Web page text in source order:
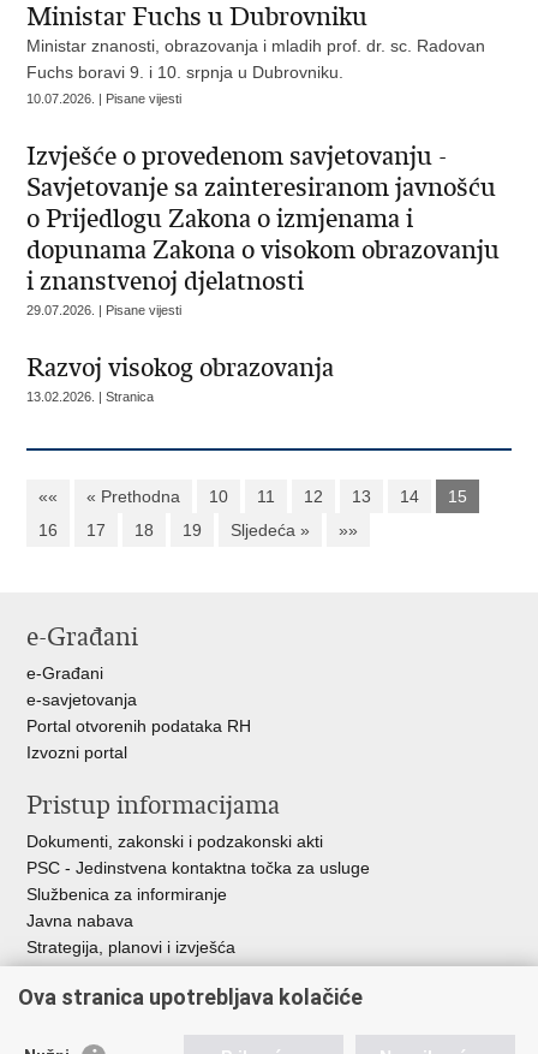
Ministar Fuchs u Dubrovniku
Ministar znanosti, obrazovanja i mladih prof. dr. sc. Radovan
Fuchs boravi 9. i 10. srpnja u Dubrovniku.
10.07.2026. | Pisane vijesti
Izvješće o provedenom savjetovanju -
Savjetovanje sa zainteresiranom javnošću
o Prijedlogu Zakona o izmjenama i
dopunama Zakona o visokom obrazovanju
i znanstvenoj djelatnosti
29.07.2026. | Pisane vijesti
Razvoj visokog obrazovanja
13.02.2026. | Stranica
«« « Prethodna 10 11 12 13 14
15
16
17 18 19 Sljedeća » »»
e-Građani
e-Građani
e-savjetovanja
Portal otvorenih podataka RH
Izvozni portal
Pristup informacijama
Dokumenti, zakonski i podzakonski akti
PSC - Jedinstvena kontaktna točka za usluge
Službenica za informiranje
Javna nabava
Strategija, planovi i izvješća
Ova stranica upotrebljava kolačiće